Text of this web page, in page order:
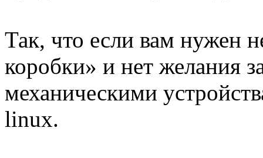
Так, что если вам нужен
коробки» и нет желания
механическими
linux.